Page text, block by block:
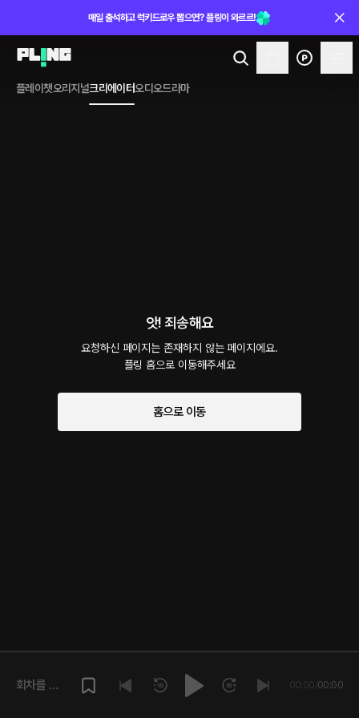
매일 출석하고 럭키드로우 뽑으면? 플링이 와르르!
플레이챗오리지널크리에이터오디오드라마
앗! 죄송해요
요청하신 페이지는 존재하지 않는 페이지에요.
플링 홈으로 이동해주세요
홈으로 이동
회차를 재
00:00/00:00